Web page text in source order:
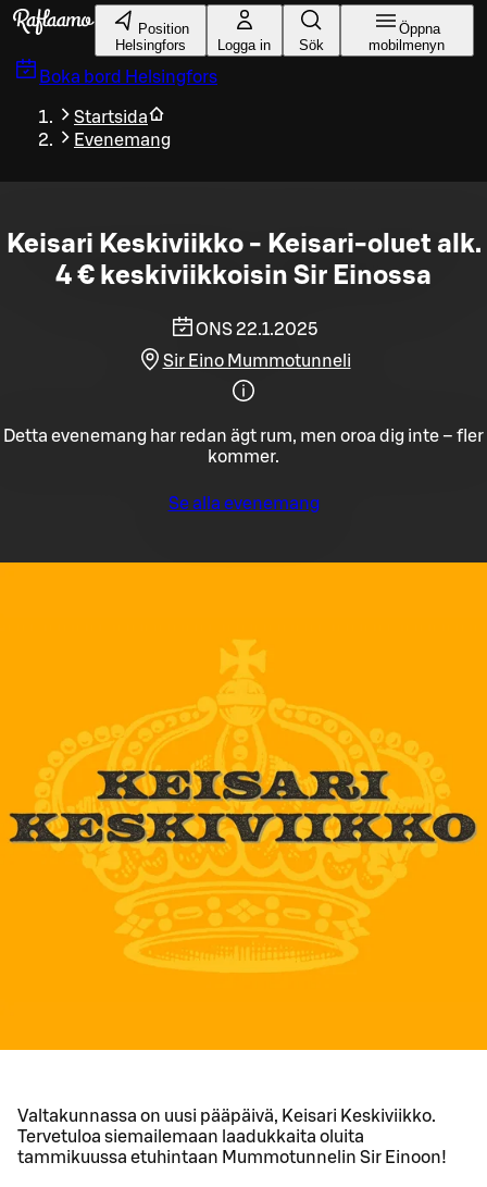
Gå till huvudinnehållet
Position
Helsingfors
Logga in Sök
Öppna
mobilmenyn
Boka bord Helsingfors
Startsida
Evenemang
Keisari Keskiviikko - Keisari-oluet alk.
4 € keskiviikkoisin Sir Einossa
ONS 22.1.2025
Sir Eino Mummotunneli
Detta evenemang har redan ägt rum, men oroa dig inte – fler
kommer.
Se alla evenemang
Valtakunnassa on uusi pääpäivä, Keisari Keskiviikko.
Tervetuloa siemailemaan laadukkaita oluita
tammikuussa etuhintaan Mummotunnelin Sir Einoon!